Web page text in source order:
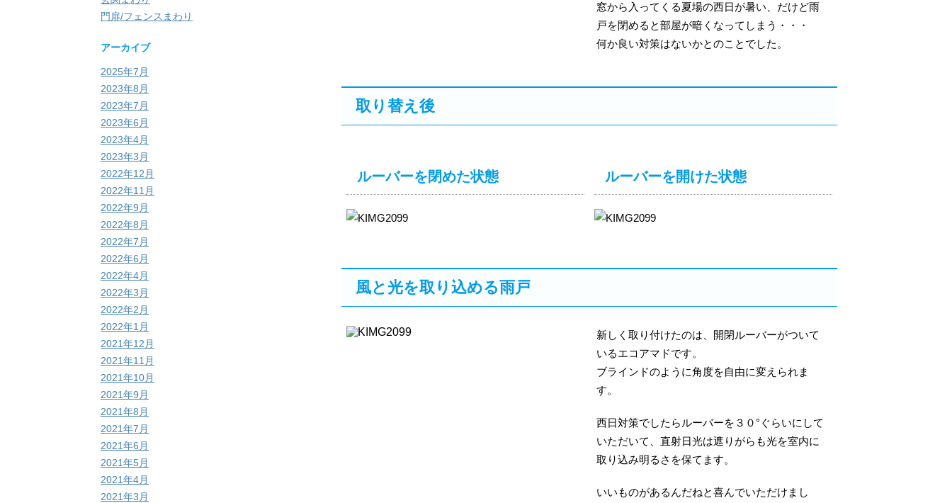
窓から入ってくる夏場の西日が暑い、だけど雨
戸を閉めると部屋が暗くなってしまう・・・
何か良い対策はないかとのことでした。
取り替え後
ルーバーを閉めた状態 ルーバーを開けた状態
風と光を取り込める雨戸
新しく取り付けたのは、開閉ルーバーがついて
いるエコアマドです。
ブラインドのように角度を自由に変えられま
す。
西日対策でしたらルーバーを３０°ぐらいにして
いただいて、直射日光は遮りがらも光を室内に
取り込み明るさを保てます。
いいものがあるんだねと喜んでいただけまし
門扉/フェンスまわり
アーカイブ
2025年7月
2023年8月
2023年7月
2023年6月
2023年4月
2023年3月
2022年12月
2022年11月
2022年9月
2022年8月
2022年7月
2022年6月
2022年4月
2022年3月
2022年2月
2022年1月
2021年12月
2021年11月
2021年10月
2021年9月
2021年8月
2021年7月
2021年6月
2021年5月
2021年4月
2021年3月